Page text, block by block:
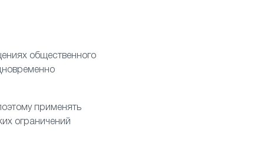
общественного
применять
ограничений